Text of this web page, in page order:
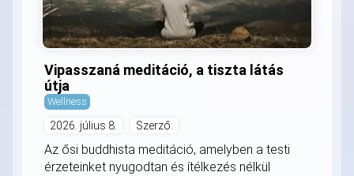
Vipasszaná meditáció, a tiszta látás
útja
Wellness
2026. július 8. Szerző:
Az ősi buddhista meditáció, amelyben a testi
érzeteinket nyugodtan és ítélkezés nélkül